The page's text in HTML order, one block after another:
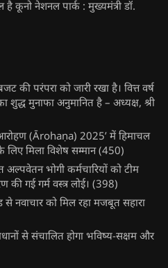
कूनो नेशनल पार्क : मुख्यमंत्री डॉ.
की परंपरा को जारी रखा है। वित्त वर्ष
मुनाफा अनुमानित है – अध्यक्ष, श्री
(Ārohaṇa) 2025’ में हिमाचल
लिए मिला विशेष सम्मान (450)
अल्पवेतन भोगी कर्मचारियों को टीम
गई गर्म वस्त्र लोई। (398)
नवाचार को मिल रहा मजबूत सहारा
से संचालित होगा भविष्य-सक्षम और